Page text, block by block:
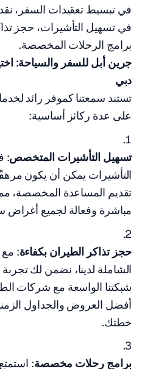
في تبسيط تعقيدات السفر،
في تسهيل التأشيرات، حجز
برامج الرحلات المخصصة.
جرين أبل للسفر والسياحة:
دبي
تستند سمعتنا كموفر رائد
على عدة ركائز أساسية:
تسهيل التأشيرات المتخصص:
التأشيرات يمكن أن يكون
تقديم المساعدة المخصصة،
مباشرة وفعالة لجميع
حجز تذاكر الطيران بكفاءة:
الشاملة لدينا، نضمن لك
شبكتنا الواسعة مع شركات
أفضل العروض والجداول
خطتك.
برامج رحلات مخصصة: